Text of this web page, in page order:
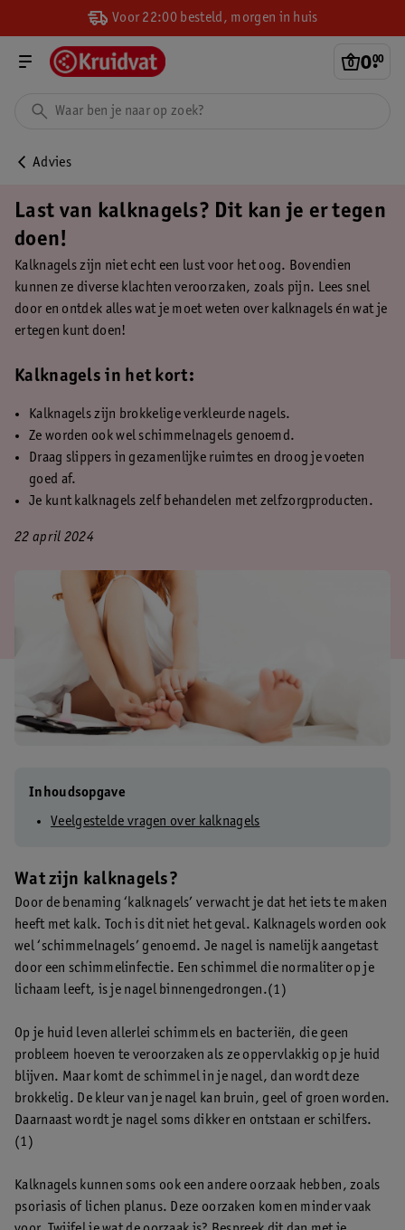
Voor 22:00 besteld, morgen in huis
0.
00
Advies
Last van kalknagels? Dit kan je er tegen
doen!
Kalknagels zijn niet echt een lust voor het oog. Bovendien
kunnen ze diverse klachten veroorzaken, zoals pijn. Lees snel
door en ontdek alles wat je moet weten over kalknagels én wat je
ertegen kunt doen!
Kalknagels in het kort:
Kalknagels zijn brokkelige verkleurde nagels.
Ze worden ook wel schimmelnagels genoemd.
Draag slippers in gezamenlijke ruimtes en droog je voeten
goed af.
Je kunt kalknagels zelf behandelen met zelfzorgproducten.
22 april 2024
Inhoudsopgave
Veelgestelde vragen over kalknagels
Wat zijn kalknagels?
Door de benaming ‘kalknagels’ verwacht je dat het iets te maken
heeft met kalk. Toch is dit niet het geval. Kalknagels worden ook
wel ‘schimmelnagels’ genoemd. Je nagel is namelijk aangetast
door een schimmelinfectie. Een schimmel die normaliter op je
lichaam leeft, is je nagel binnengedrongen.(1)
Op je huid leven allerlei schimmels en bacteriën, die geen
probleem hoeven te veroorzaken als ze oppervlakkig op je huid
blijven. Maar komt de schimmel in je nagel, dan wordt deze
brokkelig. De kleur van je nagel kan bruin, geel of groen worden.
Daarnaast wordt je nagel soms dikker en ontstaan er schilfers.
(1)
Kalknagels kunnen soms ook een andere oorzaak hebben, zoals
psoriasis of lichen planus. Deze oorzaken komen minder vaak